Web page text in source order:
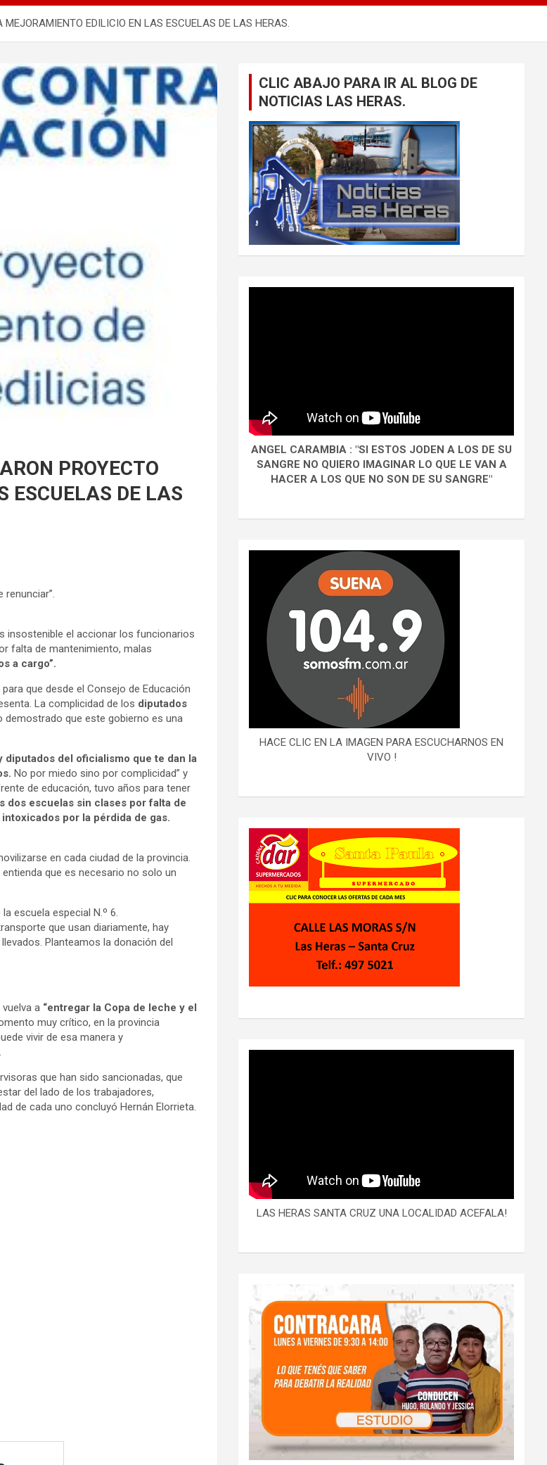
EDILICIO EN LAS ESCUELAS DE LAS HERAS.
PROYECTO
ESCUELAS DE LAS
renunciar”.
insostenible el accionar los funcionarios
falta de mantenimiento, malas
a cargo”.
que desde el Consejo de Educación
La complicidad de los diputados
demostrado que este gobierno es una
diputados del oficialismo que te dan la
No por miedo sino por complicidad” y
de educación, tuvo años para tener
dos escuelas sin clases por falta de
por la pérdida de gas.
en cada ciudad de la provincia.
que es necesario no solo un
escuela especial N.º 6.
que usan diariamente, hay
Planteamos la donación del
a “entregar la Copa de leche y el
muy crítico, en la provincia
vivir de esa manera y
que han sido sancionadas, que
del lado de los trabajadores,
de cada uno concluyó Hernán Elorrieta.
CLIC ABAJO PARA IR AL BLOG DE
NOTICIAS LAS HERAS.
ANGEL CARAMBIA : "SI ESTOS JODEN A LOS DE SU
SANGRE NO QUIERO IMAGINAR LO QUE LE VAN A
HACER A LOS QUE NO SON DE SU SANGRE"
HACE CLIC EN LA IMAGEN PARA ESCUCHARNOS EN
VIVO !
LAS HERAS SANTA CRUZ UNA LOCALIDAD ACEFALA!